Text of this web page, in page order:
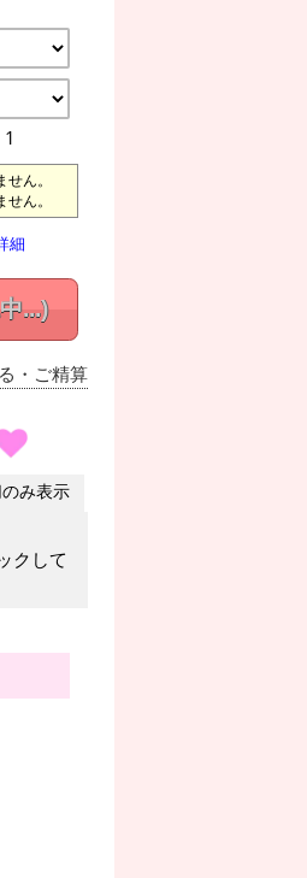
1
ん。
ん。
細
...)
・ご精算
み表示
クして